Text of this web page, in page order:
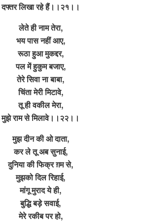
दफ्तर लिखा रहे हैं।।२१।।
लेते ही नाम तेरा,
भय पास नहीं आए,
रूठा हुआ मुकद्दर,
पल में हुकुम बजाए,
तेरे सिवा ना बाबा,
चिंता मेरी मिटावे,
तू ही वकील मेरा,
मुझे राम से मिलावे।।२२।।
मुझ दीन की ओ दाता,
कर ले तू अब सुनाई,
दुनिया की फिक्र ग़म से,
मुझको दिल रिहाई,
मांगू मुराद ये ही,
बुद्धि बड़े सवाई,
मेरे रकीब पर हो,